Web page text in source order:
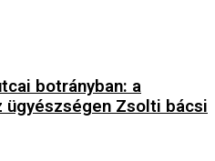
botrányban: a
ügyészségen Zsolti bácsi